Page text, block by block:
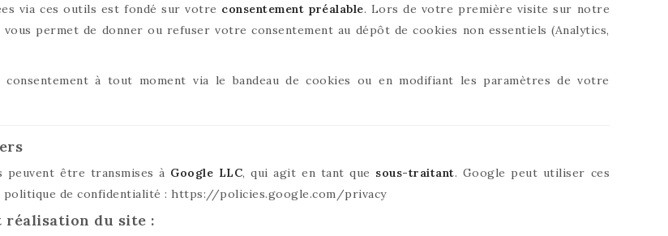
via ces outils est fondé sur votre consentement préalable. Lors de votre première visite sur notre
vous permet de donner ou refuser votre consentement au dépôt de cookies non essentiels (Analytics,
à tout moment via le bandeau de cookies ou en modifiant les paramètres de votre
peuvent être transmises à Google LLC, qui agit en tant que sous-traitant. Google peut utiliser ces
politique de confidentialité :https://policies.google.com/privacy
réalisation du site :